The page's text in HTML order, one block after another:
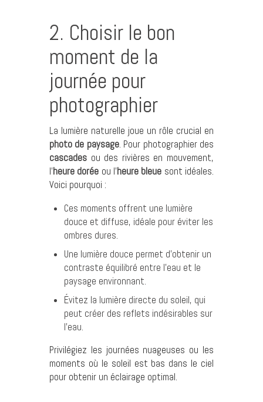
2. Choisir le bon
moment de la
journée pour
photographier
La lumière naturelle joue un rôle crucial en
photo de paysage. Pour photographier des
cascades ou des rivières en mouvement,
l’heure dorée ou l’heure bleue sont idéales.
Voici pourquoi :
Ces moments offrent une lumière
douce et diffuse, idéale pour éviter les
ombres dures.
Une lumière douce permet d’obtenir un
contraste équilibré entre l’eau et le
paysage environnant.
Évitez la lumière directe du soleil, qui
peut créer des reflets indésirables sur
l’eau.
Privilégiez les journées nuageuses ou les
moments où le soleil est bas dans le ciel
pour obtenir un éclairage optimal.